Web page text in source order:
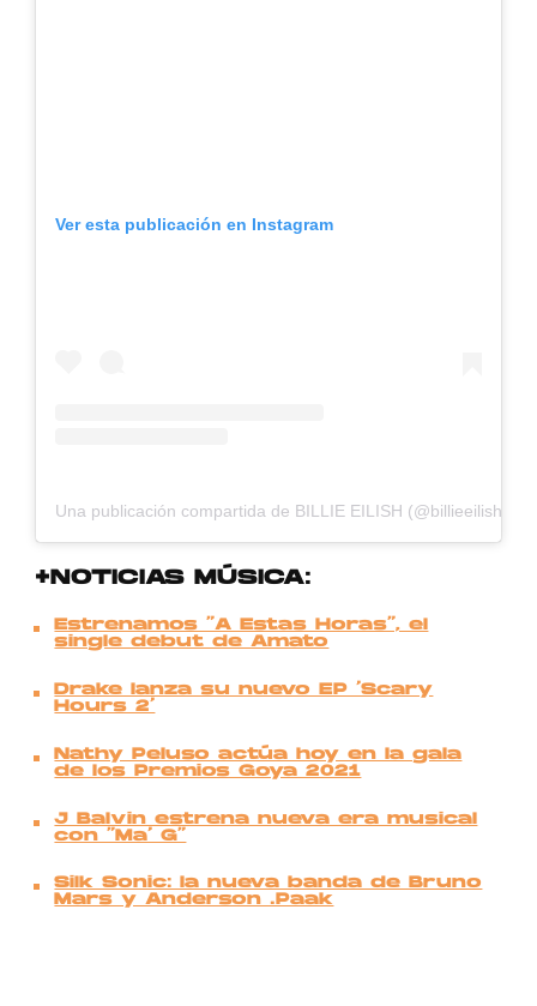
Ver esta publicación en Instagram
Una publicación compartida de BILLIE EILISH (@billieeilish)
+NOTICIAS MÚSICA:
Estrenamos “A Estas Horas“, el
single debut de Amato
Drake lanza su nuevo EP ‘Scary
Hours 2’
Nathy Peluso actúa hoy en la gala
de los Premios Goya 2021
J Balvin estrena nueva era musical
con “Ma’ G”
Silk Sonic: la nueva banda de Bruno
Mars y Anderson .Paak